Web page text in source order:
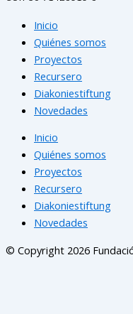
Inicio
Quiénes somos
Proyectos
Recursero
Diakoniestiftung
Novedades
Inicio
Quiénes somos
Proyectos
Recursero
Diakoniestiftung
Novedades
© Copyright 2026